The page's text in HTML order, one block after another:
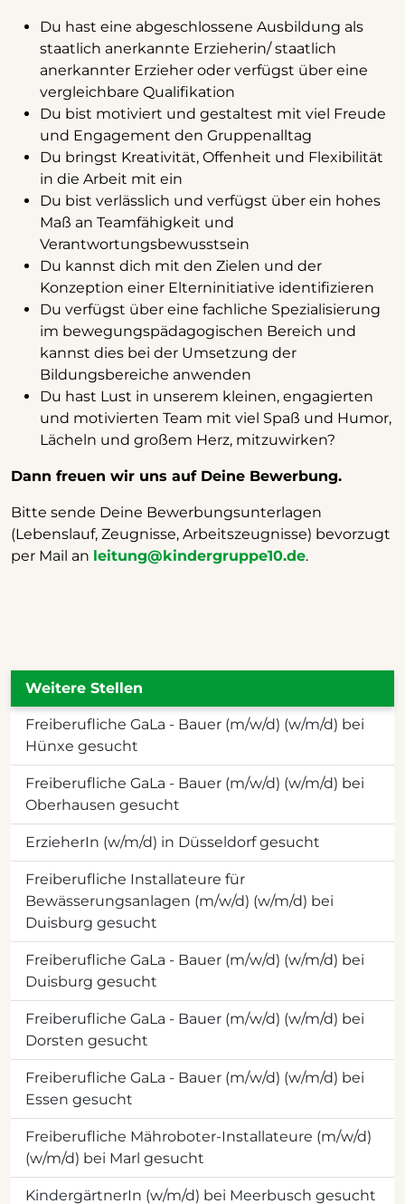
Du hast eine abgeschlossene Ausbildung als
staatlich anerkannte Erzieherin/ staatlich
anerkannter Erzieher oder verfügst über eine
vergleichbare Qualifikation
Du bist motiviert und gestaltest mit viel Freude
und Engagement den Gruppenalltag
Du bringst Kreativität, Offenheit und Flexibilität
in die Arbeit mit ein
Du bist verlässlich und verfügst über ein hohes
Maß an Teamfähigkeit und
Verantwortungsbewusstsein
Du kannst dich mit den Zielen und der
Konzeption einer Elterninitiative identifizieren
Du verfügst über eine fachliche Spezialisierung
im bewegungspädagogischen Bereich und
kannst dies bei der Umsetzung der
Bildungsbereiche anwenden
Du hast Lust in unserem kleinen, engagierten
und motivierten Team mit viel Spaß und Humor,
Lächeln und großem Herz, mitzuwirken?
Dann freuen wir uns auf Deine Bewerbung.
Bitte sende Deine Bewerbungsunterlagen
(Lebenslauf, Zeugnisse, Arbeitszeugnisse) bevorzugt
per Mail an leitung@kindergruppe10.de.
Weitere Stellen
Freiberufliche GaLa - Bauer (m/w/d) (w/m/d) bei
Hünxe gesucht
Freiberufliche GaLa - Bauer (m/w/d) (w/m/d) bei
Oberhausen gesucht
ErzieherIn (w/m/d) in Düsseldorf gesucht
Freiberufliche Installateure für
Bewässerungsanlagen (m/w/d) (w/m/d) bei
Duisburg gesucht
Freiberufliche GaLa - Bauer (m/w/d) (w/m/d) bei
Duisburg gesucht
Freiberufliche GaLa - Bauer (m/w/d) (w/m/d) bei
Dorsten gesucht
Freiberufliche GaLa - Bauer (m/w/d) (w/m/d) bei
Essen gesucht
Freiberufliche Mähroboter-Installateure (m/w/d)
(w/m/d) bei Marl gesucht
KindergärtnerIn (w/m/d) bei Meerbusch gesucht